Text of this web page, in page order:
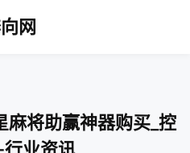
网
麻将助赢神器购买_控